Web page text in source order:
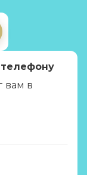
телефону
вам в